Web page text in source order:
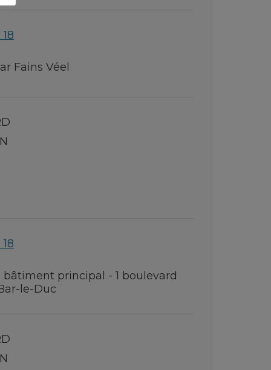
Fains Véel
bâtiment principal - 1 boulevard
le-Duc